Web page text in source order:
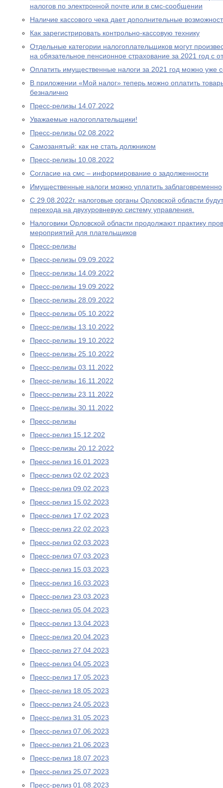
налогов по электронной почте или в смс-сообщении
Наличие кассового чека дает дополнительные
Как зарегистрировать контрольно-кассовую технику
Отдельные категории налогоплательщиков могут
на обязательное пенсионное страхование за 2021 год с
Оплатить имущественные налоги за 2021 год можно уже
В приложении «Мой налог» теперь можно оплатить
безналично
Пресс-релизы 14.07.2022
Уважаемые налогоплательщики!
Пресс-релизы 02.08.2022
Самозанятый: как не стать должником
Пресс-релизы 10.08.2022
Согласие на смс – информирование о задолженности
Имущественные налоги можно уплатить заблаговременно
С 29.08.2022г. налоговые органы Орловской области
перехода на двухуровневую систему управления.
Налоговики Орловской области продолжают практику
мероприятий для плательщиков
Пресс-релизы
Пресс-релизы 09.09.2022
Пресс-релизы 14.09.2022
Пресс-релизы 19.09.2022
Пресс-релизы 28.09.2022
Пресс-релизы 05.10.2022
Пресс-релизы 13.10.2022
Пресс-релизы 19.10.2022
Пресс-релизы 25.10.2022
Пресс-релизы 03.11.2022
Пресс-релизы 16.11.2022
Пресс-релизы 23.11.2022
Пресс-релизы 30.11.2022
Пресс-релизы
Пресс-релиз 15.12.202
Пресс-релизы 20.12.2022
Пресс-релиз 16.01.2023
Пресс-релиз 02.02.2023
Пресс-релиз 09.02.2023
Пресс-релиз 15.02.2023
Пресс-релиз 17.02.2023
Пресс-релиз 22.02.2023
Пресс-релиз 02.03.2023
Пресс-релиз 07.03.2023
Пресс-релиз 15.03.2023
Пресс-релиз 16.03.2023
Пресс-релиз 23.03.2023
Пресс-релиз 05.04.2023
Пресс-релиз 13.04.2023
Пресс-релиз 20.04.2023
Пресс-релиз 27.04.2023
Пресс-релиз 04.05.2023
Пресс-релиз 17.05.2023
Пресс-релиз 18.05.2023
Пресс-релиз 24.05.2023
Пресс-релиз 31.05.2023
Пресс-релиз 07.06.2023
Пресс-релиз 21.06.2023
Пресс-релиз 18.07.2023
Пресс-релиз 25.07.2023
Пресс-релиз 01.08.2023